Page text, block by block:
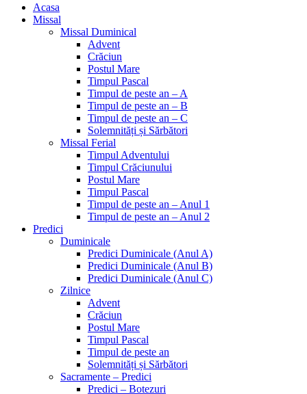
Acasa
Missal
Missal Duminical
Advent
Crăciun
Postul Mare
Timpul Pascal
Timpul de peste an – A
Timpul de peste an – B
Timpul de peste an – C
Solemnități și Sărbători
Missal Ferial
Timpul Adventului
Timpul Crăciunului
Postul Mare
Timpul Pascal
Timpul de peste an – Anul 1
Timpul de peste an – Anul 2
Predici
Duminicale
Predici Duminicale (Anul A)
Predici Duminicale (Anul B)
Predici Duminicale (Anul C)
Zilnice
Advent
Crăciun
Postul Mare
Timpul Pascal
Timpul de peste an
Solemnități și Sărbători
Sacramente – Predici
Predici – Botezuri